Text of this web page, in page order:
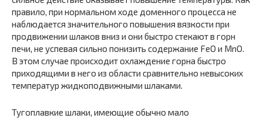
правило, при нормальном ходе доменного процесса не
наблюдается значительного повышения вязкости при
продвижении шлаков вниз и они быстро стекают в горн
печи, не успевая сильно понизить содержание FeO и MnО.
В этом случае происходит охлаждение горна быстро
приходящими в него из области сравнительно невысоких
температур жидко­подвижными шлаками.
Тугоплавкие шлаки, имеющие обычно мало